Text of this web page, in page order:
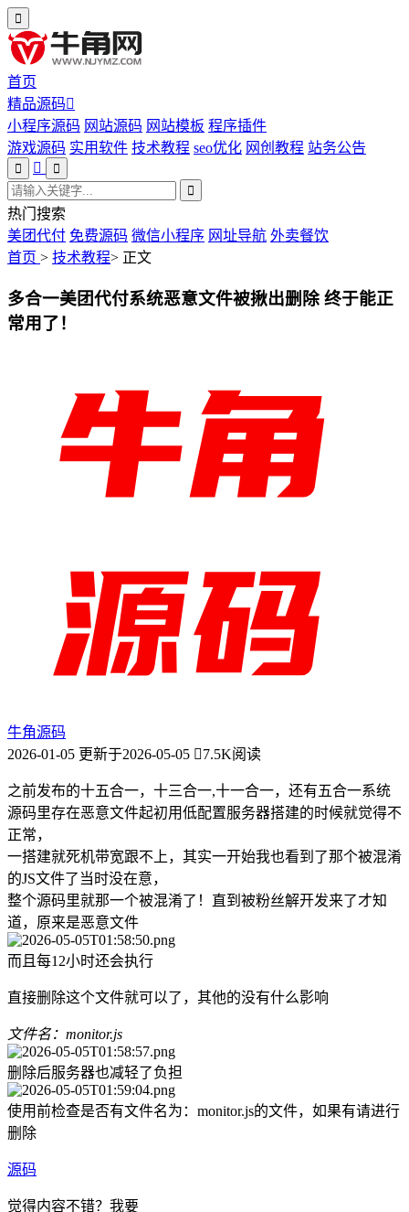
首页
精品源码
小程序源码 网站源码 网站模板 程序插件
游戏源码 实用软件 技术教程 seo优化 网创教程 站务公告
热门搜索
美团代付 免费源码 微信小程序 网址导航 外卖餐饮
首页 > 技术教程> 正文
多合一美团代付系统恶意文件被揪出删除 终于能正
常用了！
牛角源码
2026-01-05 更新于2026-05-05 7.5K阅读
之前发布的十五合一，十三合一,十一合一，还有五合一系统
源码里存在恶意文件起初用低配置服务器搭建的时候就觉得不
正常，
一搭建就死机带宽跟不上，其实一开始我也看到了那个被混淆
的JS文件了当时没在意，
整个源码里就那一个被混淆了！直到被粉丝解开发来了才知
道，原来是恶意文件
而且每12小时还会执行
直接删除这个文件就可以了，其他的没有什么影响
文件名：monitor.js
删除后服务器也减轻了负担
使用前检查是否有文件名为：monitor.js的文件，如果有请进行
删除
源码
觉得内容不错？我要